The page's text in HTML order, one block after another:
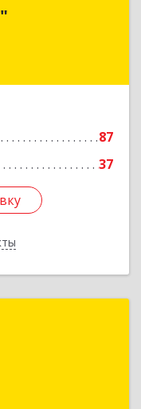
87
37
Жуковский г,
этаж 2, пом.3
Подробнее
г, Карла